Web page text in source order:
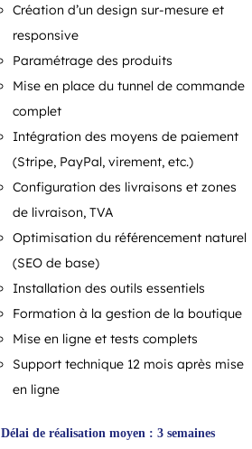
Création d’un design sur-mesure et
responsive
Paramétrage des produits
Mise en place du tunnel de commande
complet
Intégration des moyens de paiement
(Stripe, PayPal, virement, etc.)
Configuration des livraisons et zones
de livraison, TVA
Optimisation du référencement naturel
(SEO de base)
Installation des outils essentiels
Formation à la gestion de la boutique
Mise en ligne et tests complets
Support technique 12 mois après mise
en ligne
Délai de réalisation moyen : 3 semaines